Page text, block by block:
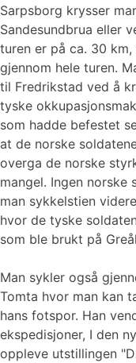
Sarpsborg krysser
Sandesundbrua eller
turen er på ca. 30
gjennom hele turen.
til Fredrikstad ved å
tyske
som hadde befestet
at de norske
overga de norske
mangel. Ingen norske
man sykkelstien
hvor de tyske
som ble brukt på
Man sykler også
Tomta hvor man kan
hans fotspor. Han
ekspedisjoner, I den
oppleve utstillingen